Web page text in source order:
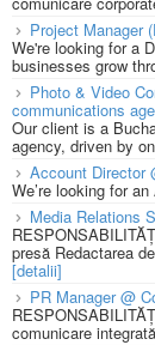
Project Manager
We're looking for a
businesses grow
Photo & Video
communications
Our client is a
agency, driven by
Account Director
We’re looking for
Media Relations
presă Redactarea
[detalii]
PR Manager @
comunicare